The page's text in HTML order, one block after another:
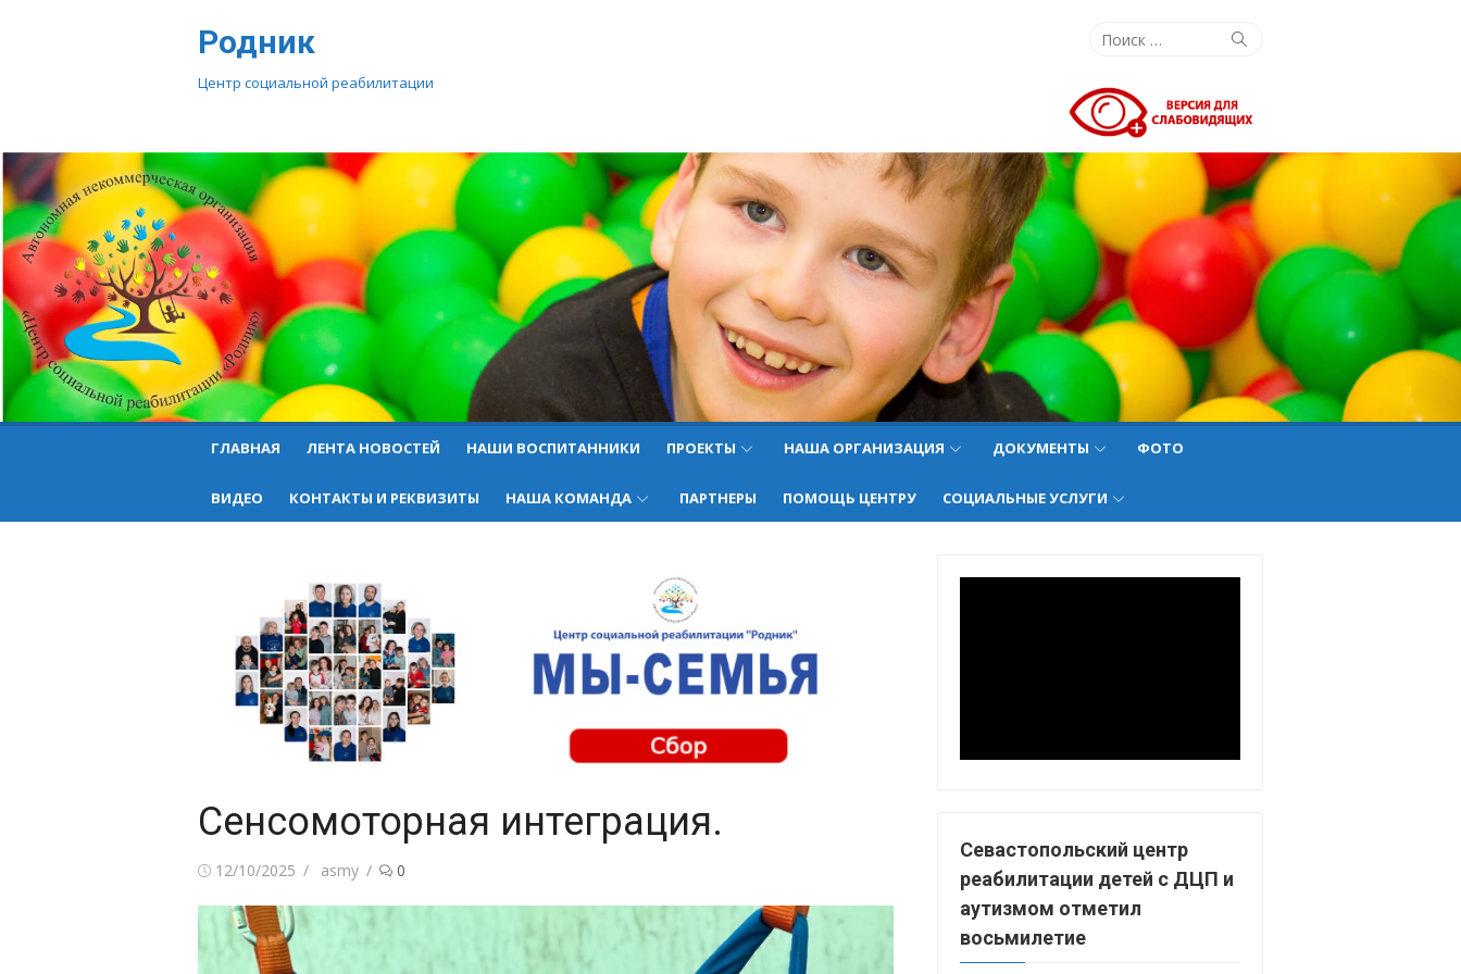
Родник
Центр социальной реабилитации
Поиск: Поиск
ГЛАВНАЯ ЛЕНТА НОВОСТЕЙ НАШИ ВОСПИТАННИКИ ПРОЕКТЫ НАША ОРГАНИЗАЦИЯ ДОКУМЕНТЫ ФОТО
ВИДЕО КОНТАКТЫ И РЕКВИЗИТЫ НАША КОМАНДА ПАРТНЕРЫ ПОМОЩЬ ЦЕНТРУ СОЦИАЛЬНЫЕ УСЛУГИ
Сенсомоторная интеграция.
Posted
12/10/2025 Author
asmy 0
Севастопольский центр
реабилитации детей с ДЦП и
аутизмом отметил
восьмилетие